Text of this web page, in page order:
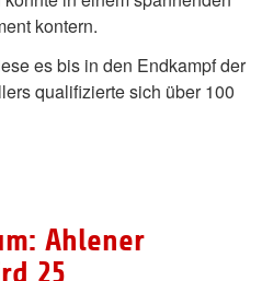
kontern.
es bis in den Endkampf der
qualifizierte sich über 100
Ahlener
25